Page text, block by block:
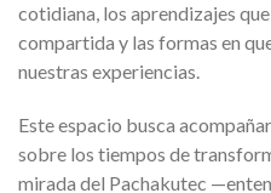
cotidiana, los aprendizajes
compartida y las formas en
nuestras experiencias.
Este espacio busca
sobre los tiempos de
mirada del Pachakutec